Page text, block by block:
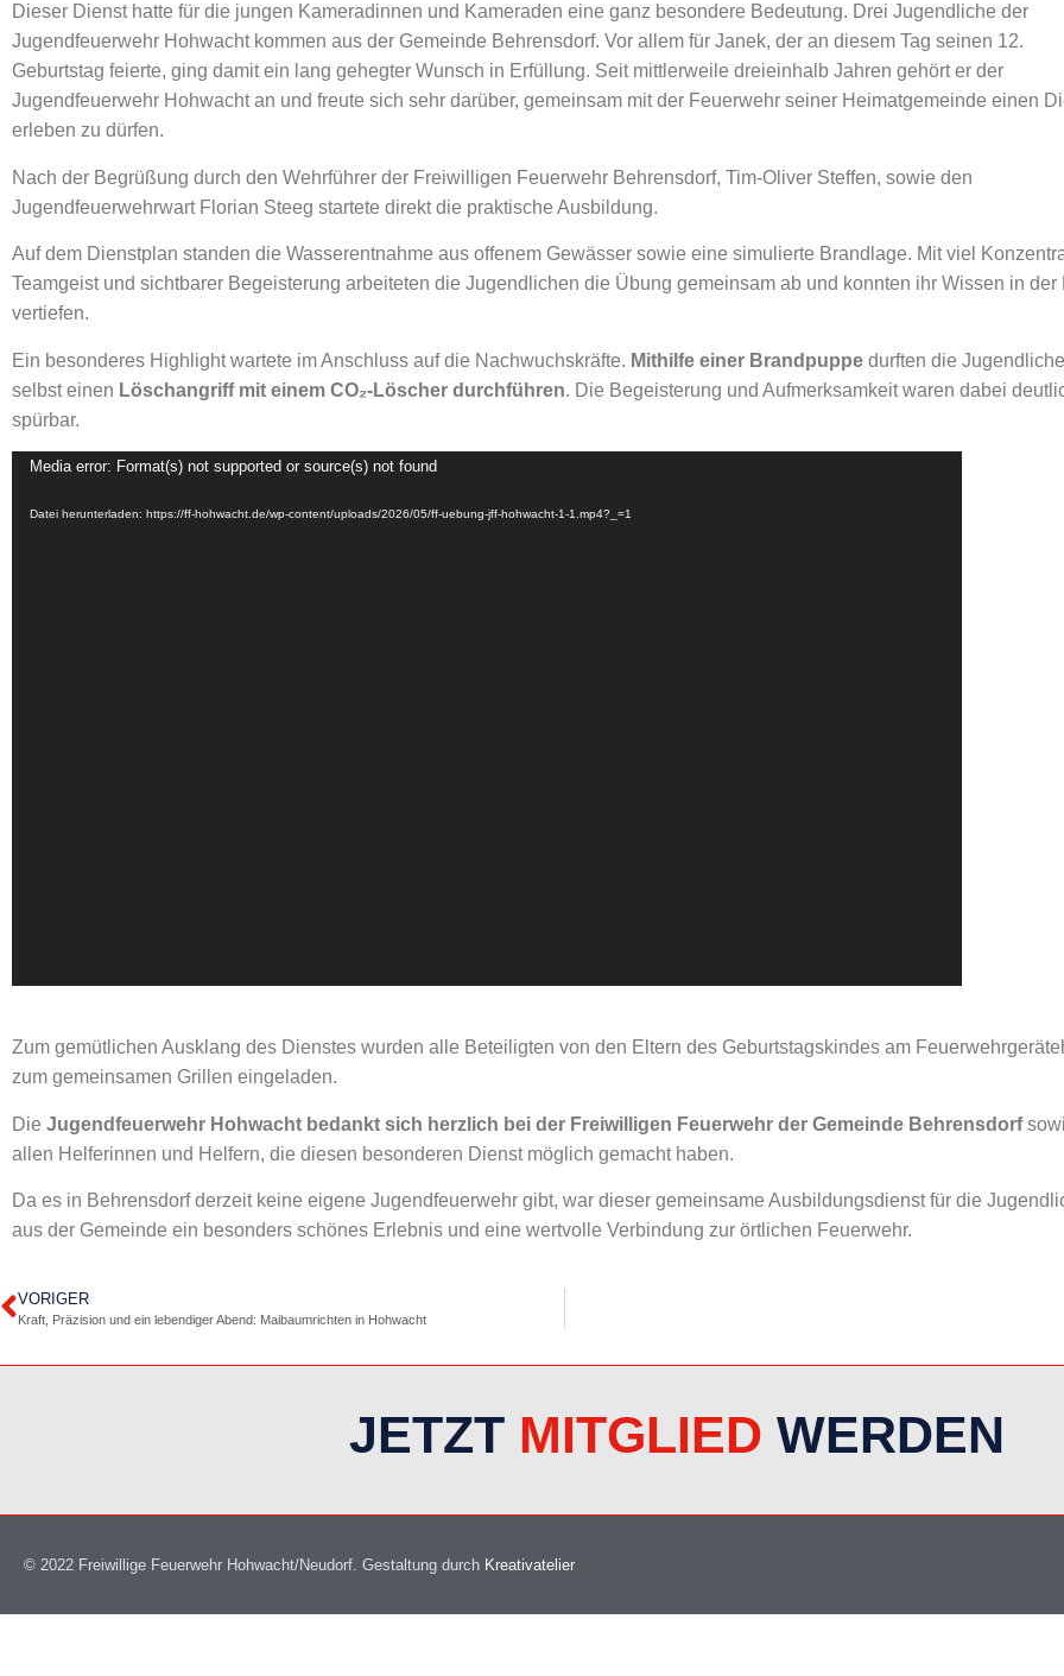
Dieser Dienst hatte für die jungen Kameradinnen und Kameraden eine ganz besondere Bedeutung. Drei Jugendliche der
Jugendfeuerwehr Hohwacht kommen aus der Gemeinde Behrensdorf. Vor allem für Janek, der an diesem Tag seinen 12.
Geburtstag feierte, ging damit ein lang gehegter Wunsch in Erfüllung. Seit mittlerweile dreieinhalb Jahren gehört er der
Jugendfeuerwehr Hohwacht an und freute sich sehr darüber, gemeinsam mit der Feuerwehr seiner Heimatgemeinde einen
erleben zu dürfen.
Nach der Begrüßung durch den Wehrführer der Freiwilligen Feuerwehr Behrensdorf, Tim-Oliver Steffen, sowie den
Jugendfeuerwehrwart Florian Steeg startete direkt die praktische Ausbildung.
Auf dem Dienstplan standen die Wasserentnahme aus offenem Gewässer sowie eine simulierte Brandlage. Mit viel
Teamgeist und sichtbarer Begeisterung arbeiteten die Jugendlichen die Übung gemeinsam ab und konnten ihr Wissen in der
vertiefen.
Ein besonderes Highlight wartete im Anschluss auf die Nachwuchskräfte. Mithilfe einer Brandpuppe durften die
selbst einen Löschangriff mit einem CO₂-Löscher durchführen. Die Begeisterung und Aufmerksamkeit waren dabei
spürbar.
Video-
Media error: Format(s) not supported or source(s) not found
Datei herunterladen: https://ff-hohwacht.de/wp-content/uploads/2026/05/ff-uebung-jff-hohwacht-1-1.mp4?_=1
Zum gemütlichen Ausklang des Dienstes wurden alle Beteiligten von den Eltern des Geburtstagskindes am
zum gemeinsamen Grillen eingeladen.
Die Jugendfeuerwehr Hohwacht bedankt sich herzlich bei der Freiwilligen Feuerwehr der Gemeinde Behrensdorf
allen Helferinnen und Helfern, die diesen besonderen Dienst möglich gemacht haben.
Da es in Behrensdorf derzeit keine eigene Jugendfeuerwehr gibt, war dieser gemeinsame Ausbildungsdienst für die
aus der Gemeinde ein besonders schönes Erlebnis und eine wertvolle Verbindung zur örtlichen Feuerwehr.
VORIGER
Kraft, Präzision und ein lebendiger Abend: Maibaumrichten in Hohwacht
JETZT MITGLIED WERDEN
© 2022 Freiwillige Feuerwehr Hohwacht/Neudorf. Gestaltung durch Kreativatelier